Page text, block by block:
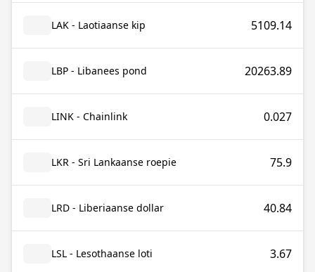
LAK - Laotiaanse kip 5109.14
LBP - Libanees pond 20263.89
LINK - Chainlink 0.027
LKR - Sri Lankaanse roepie 75.9
LRD - Liberiaanse dollar 40.84
LSL - Lesothaanse loti 3.67